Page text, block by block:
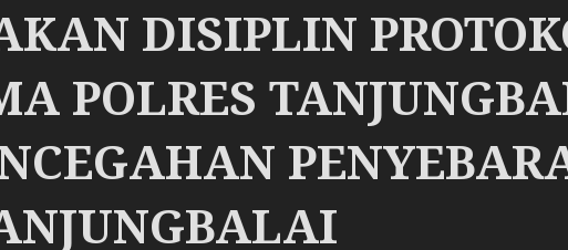
DISIPLIN
POLRES